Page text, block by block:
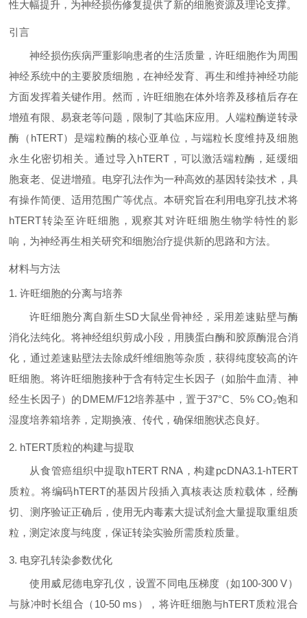
性大幅提升，为神经损伤修复提供了新的细胞资源及理论支撑。
引言
神经损伤疾病严重影响患者的生活质量，许旺细胞作为周围
神经系统中的主要胶质细胞，在神经发育、再生和维持神经功能
方面发挥着关键作用。然而，许旺细胞在体外培养及移植后存在
增殖有限、易衰老等问题，限制了其临床应用。人端粒酶逆转录
酶（hTERT）是端粒酶的核心亚单位，与端粒长度维持及细胞
永生化密切相关。通过导入hTERT，可以激活端粒酶，延缓细
胞衰老、促进增殖。电穿孔法作为一种高效的基因转染技术，具
有操作简便、适用范围广等优点。本研究旨在利用电穿孔技术将
hTERT转染至许旺细胞，观察其对许旺细胞生物学特性的影
响，为神经再生相关研究和细胞治疗提供新的思路和方法。
材料与方法
1. 许旺细胞的分离与培养
许旺细胞分离自新生SD大鼠坐骨神经，采用差速贴壁与酶
消化法纯化。将神经组织剪成小段，用胰蛋白酶和胶原酶混合消
化，通过差速贴壁法去除成纤维细胞等杂质，获得纯度较高的许
旺细胞。将许旺细胞接种于含有特定生长因子（如胎牛血清、神
经生长因子）的DMEM/F12培养基中，置于37°C、5% CO₂饱和
湿度培养箱培养，定期换液、传代，确保细胞状态良好。
2. hTERT质粒的构建与提取
从食管癌组织中提取hTERT RNA，构建pcDNA3.1-hTERT
质粒。将编码hTERT的基因片段插入真核表达质粒载体，经酶
切、测序验证正确后，使用无内毒素大提试剂盒大量提取重组质
粒，测定浓度与纯度，保证转染实验所需质粒质量。
3. 电穿孔转染参数优化
使用威尼德电穿孔仪，设置不同电压梯度（如100-300 V）
与脉冲时长组合（10-50 ms），将许旺细胞与hTERT质粒混合